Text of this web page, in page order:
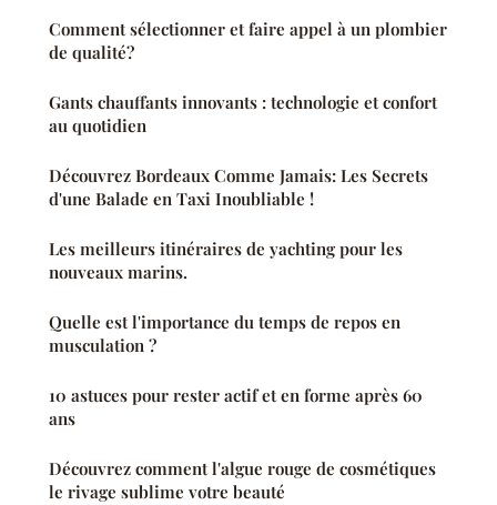
Comment sélectionner et faire appel à un plombier
de qualité?
Gants chauffants innovants : technologie et confort
au quotidien
Découvrez Bordeaux Comme Jamais: Les Secrets
d'une Balade en Taxi Inoubliable !
Les meilleurs itinéraires de yachting pour les
nouveaux marins.
Quelle est l'importance du temps de repos en
musculation ?
10 astuces pour rester actif et en forme après 60
ans
Découvrez comment l'algue rouge de cosmétiques
le rivage sublime votre beauté